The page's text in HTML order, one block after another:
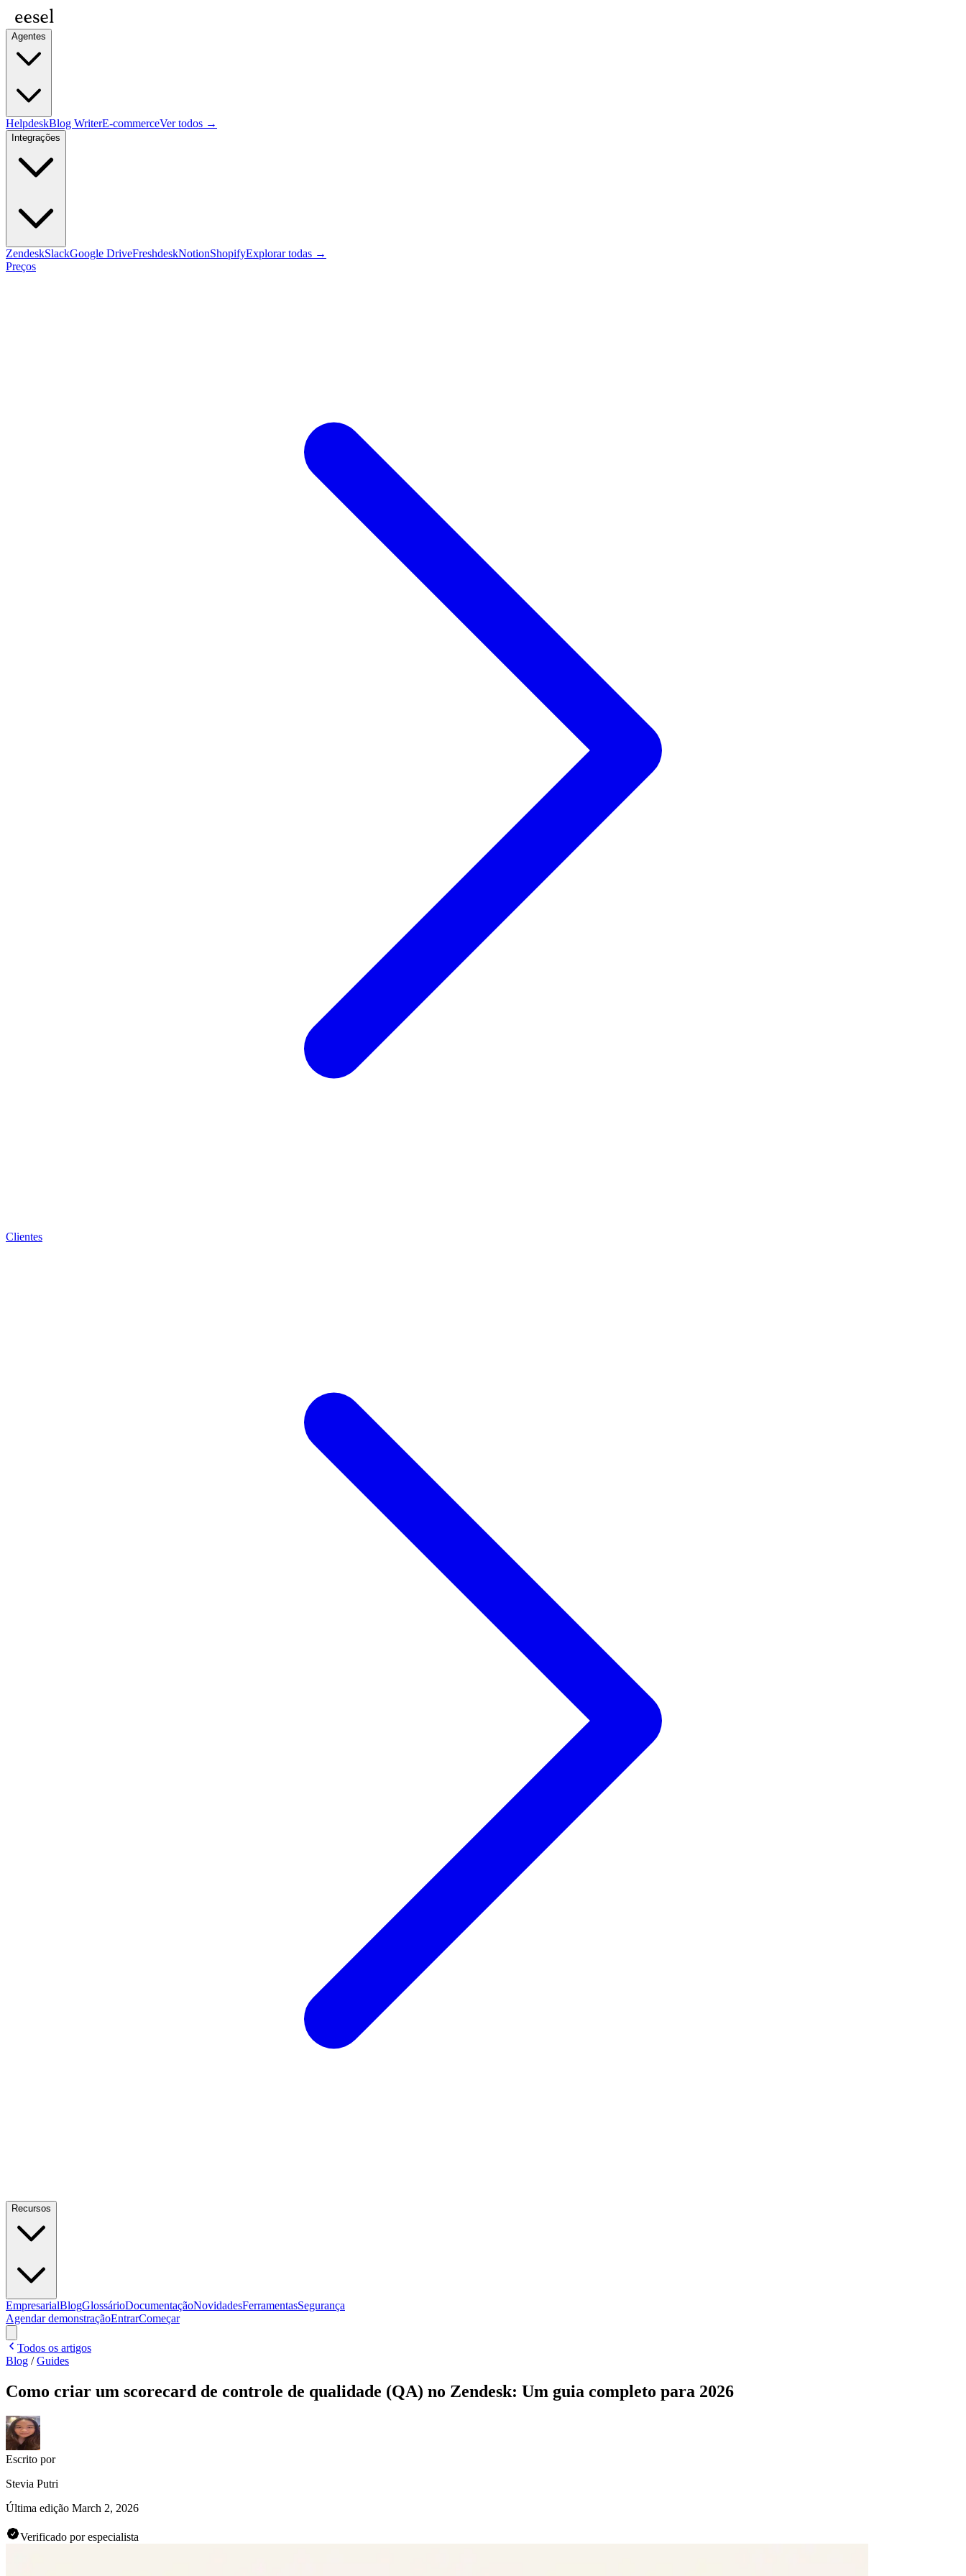
Agentes
HelpdeskBlog WriterE-commerceVer todos →
Integrações
ZendeskSlackGoogle DriveFreshdeskNotionShopifyExplorar todas →
Preços
Clientes
Recursos
EmpresarialBlogGlossárioDocumentaçãoNovidadesFerramentasSegurança
Agendar demonstraçãoEntrarComeçar
Todos os artigos
Blog /Guides
Como criar um scorecard de controle de qualidade (QA) no Zendesk: Um guia completo para 2026
Escrito por
Stevia Putri
Última edição March 2, 2026
Verificado por especialista